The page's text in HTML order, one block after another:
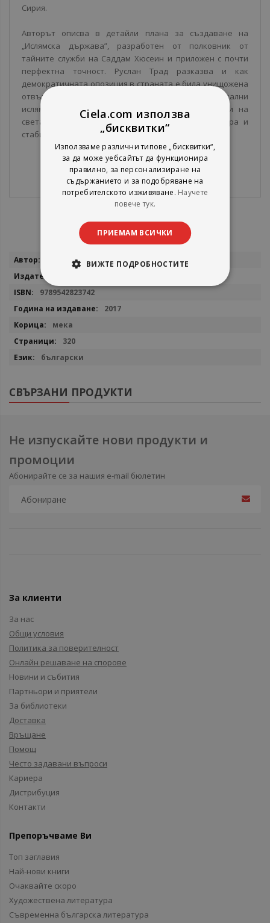
Сирия.
Авторът описва в детайли плана за създаване на
„Ислямска държава”, разработен от полковник от
тайните служби на Саддам Хюсеин и приложен с почти
перфектна точност. Руслан Трад разказва и как
демократичната опозиция в страната е била унищожена
отвътре, подменена, разбита и погълната от радикални
ислямистки групировки, за да бъдат предложени на
света само две алтернативи за Сирия – диктатура и
стабилност или ислямизъм и хаос.
Повече
информация
Руслан Трад
9789542823742
2017
мека
320
български
СВЪРЗАНИ ПРОДУКТИ
Не изпускайте нови продукти и
промоции
Абонирайте се за нашия e-mail бюлетин
За клиенти
За нас
Общи условия
Политика за поверителност
Онлайн решаване на спорове
Новини и събития
Партньори и приятели
За библиотеки
Доставка
Връщане
Помощ
Често задавани въпроси
Кариера
Дистрибуция
Контакти
Препоръчваме Ви
Топ заглавия
Най-нови книги
Очаквайте скоро
Художествена литература
Съвременна българска литература
Ciela.com използва
„бисквитки“
Използваме различни типове „бисквитки“,
за да може уебсайтът да функционира
правилно, за персонализиране на
съдържанието и за подобряване на
потребителското изживяване. Научете
повече тук.
ПРИЕМАМ ВСИЧКИ
ВИЖТЕ ПОДРОБНОСТИТЕ